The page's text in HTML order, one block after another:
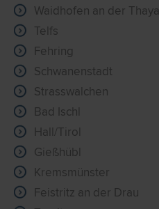
Waidhofen an der Thaya
Telfs
Fehring
Schwanenstadt
Strasswalchen
Bad Ischl
Hall/Tirol
Gießhübl
Kremsmünster
Feistritz an der Drau